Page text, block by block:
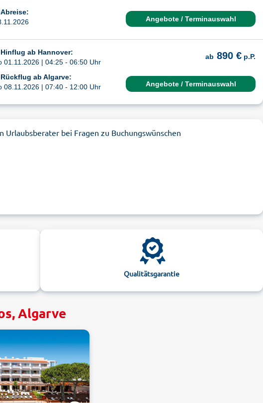
Abreise:
Angebote / Terminauswahl
Hinflug ab Hannover:
01.11.2026 | 04:25 - 06:50 Uhr
Rückflug ab Algarve:
08.11.2026 | 07:40 - 12:00 Uhr
ab 890 € p.P.
Angebote / Terminauswahl
Urlaubsberater bei Fragen zu Buchungswünschen
Qualitätsgarantie
Algarve